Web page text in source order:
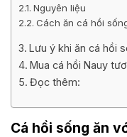
Nguyên liệu
Cách ăn cá hồi
Lưu ý khi ăn cá hồi
Mua cá hồi Nauy
Đọc thêm:
Cá hồi sống ăn